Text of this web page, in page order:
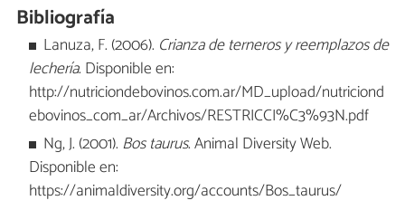
Bibliografía
Lanuza, F. (2006). Crianza de terneros y reemplazos de
lechería. Disponible en:
http://nutriciondebovinos.com.ar/MD_upload/nutriciond
ebovinos_com_ar/Archivos/RESTRICCI%C3%93N.pdf
Ng, J. (2001). Bos taurus. Animal Diversity Web.
Disponible en:
https://animaldiversity.org/accounts/Bos_taurus/